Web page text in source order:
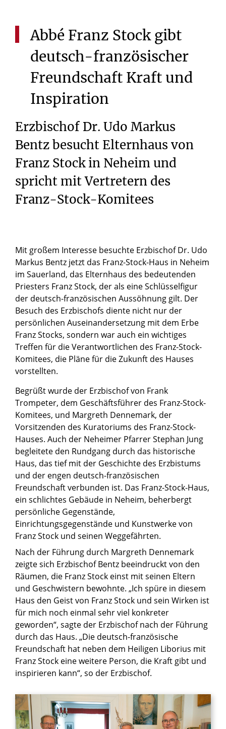
Abbé Franz Stock gibt
deutsch-französischer
Freundschaft Kraft und
Inspiration
Erzbischof Dr. Udo Markus
Bentz besucht Elternhaus von
Franz Stock in Neheim und
spricht mit Vertretern des
Franz-Stock-Komitees
Mit großem Interesse besuchte Erzbischof Dr. Udo
Markus Bentz jetzt das Franz-Stock-Haus in Neheim
im Sauerland, das Elternhaus des bedeutenden
Priesters Franz Stock, der als eine Schlüsselfigur
der deutsch-französischen Aussöhnung gilt. Der
Besuch des Erzbischofs diente nicht nur der
persönlichen Auseinandersetzung mit dem Erbe
Franz Stocks, sondern war auch ein wichtiges
Treffen für die Verantwortlichen des Franz-Stock-
Komitees, die Pläne für die Zukunft des Hauses
vorstellten.
Begrüßt wurde der Erzbischof von Frank
Trompeter, dem Geschäftsführer des Franz-Stock-
Komitees, und Margreth Dennemark, der
Vorsitzenden des Kuratoriums des Franz-Stock-
Hauses. Auch der Neheimer Pfarrer Stephan Jung
begleitete den Rundgang durch das historische
Haus, das tief mit der Geschichte des Erzbistums
und der engen deutsch-französischen
Freundschaft verbunden ist. Das Franz-Stock-Haus,
ein schlichtes Gebäude in Neheim, beherbergt
persönliche Gegenstände,
Einrichtungsgegenstände und Kunstwerke von
Franz Stock und seinen Weggefährten.
Nach der Führung durch Margreth Dennemark
zeigte sich Erzbischof Bentz beeindruckt von den
Räumen, die Franz Stock einst mit seinen Eltern
und Geschwistern bewohnte. „Ich spüre in diesem
Haus den Geist von Franz Stock und sein Wirken ist
für mich noch einmal sehr viel konkreter
geworden“, sagte der Erzbischof nach der Führung
durch das Haus. „Die deutsch-französische
Freundschaft hat neben dem Heiligen Liborius mit
Franz Stock eine weitere Person, die Kraft gibt und
inspirieren kann“, so der Erzbischof.